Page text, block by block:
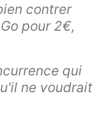
contrer
pour 2€,
qui
ne voudrait